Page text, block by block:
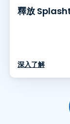
釋放
深入了解